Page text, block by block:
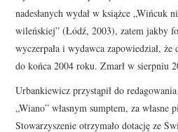
nadesłanych wydał w książce „Wińcuk
wileńskiej” (Łódź, 2003), zatem jakby
wyczerpała i wydawca zapowiedział,
do końca 2004 roku. Zmarł w sierpniu
Urbankiewicz przystąpił do
„Wiano” własnym sumptem, za
Stowarzyszenie otrzymało dotację ze